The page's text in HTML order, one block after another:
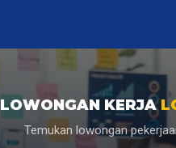
LOWONGAN KERJA
Temukan lowongan